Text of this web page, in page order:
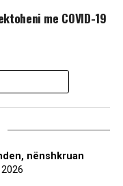
me COVID-19
nënshkruan